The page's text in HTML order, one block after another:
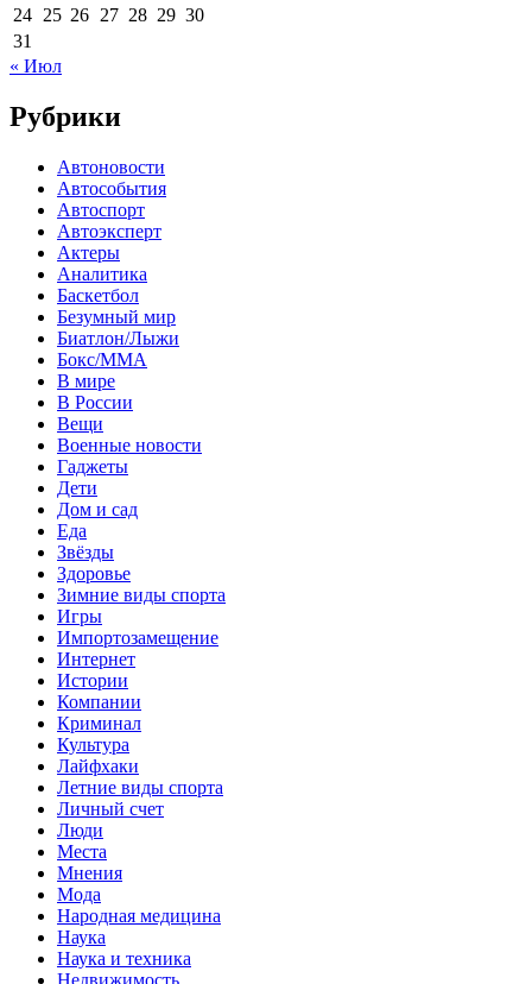
24 25 26 27 28 29 30
31
« Июл
Рубрики
Автоновости
Автособытия
Автоспорт
Автоэксперт
Актеры
Аналитика
Баскетбол
Безумный мир
Биатлон/Лыжи
Бокс/MMA
В мире
В России
Вещи
Военные новости
Гаджеты
Дети
Дом и сад
Еда
Звёзды
Здоровье
Зимние виды спорта
Игры
Импортозамещение
Интернет
Истории
Компании
Криминал
Культура
Лайфхаки
Летние виды спорта
Личный счет
Люди
Места
Мнения
Мода
Народная медицина
Наука
Наука и техника
Недвижимость